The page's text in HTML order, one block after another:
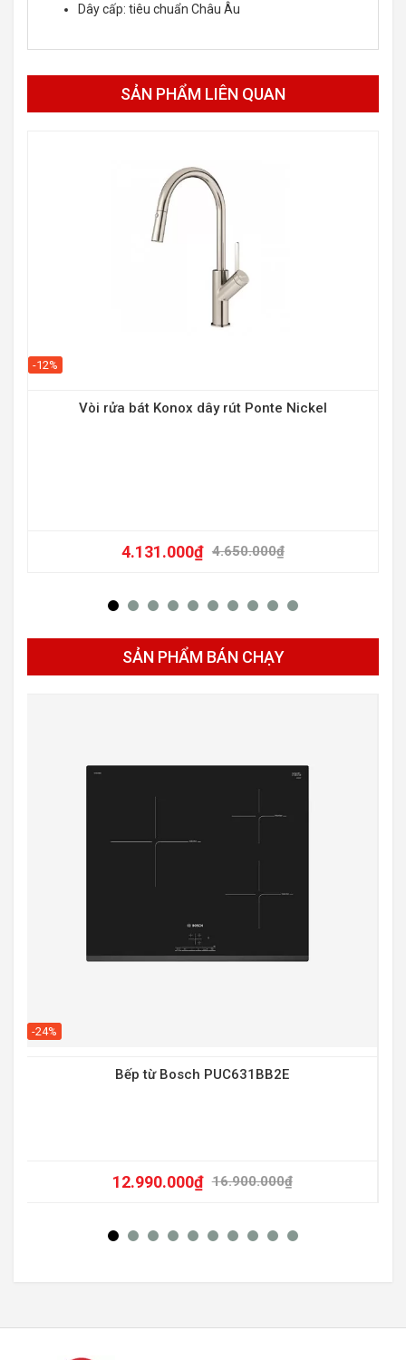
Dây cấp: tiêu chuẩn Châu Âu
SẢN PHẨM LIÊN QUAN
-12%
Vòi rửa bát Konox dây rút Ponte Nickel
4.650.000₫
4.131.000₫
SẢN PHẨM BÁN CHẠY
-24%
Bếp từ Bosch PUC631BB2E
16.900.000₫
12.990.000₫